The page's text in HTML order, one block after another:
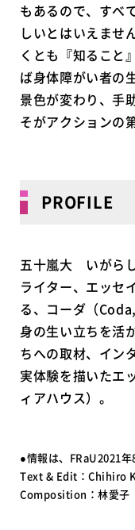
もあるので、すべ
しいとはいえませ
くとも『知ること
ば身体障がい者の
景色が変わり、手
そがアクションの
PROFILE
五十嵐大 いがら
ライター、エッセ
る、コーダ（
身の生い立ちを活
ちへの取材、イン
実体験を描いたエ
ィアハウス）。
●情報は、FRaU2021年
Text & Edit：Chihiro
Composition：林愛子